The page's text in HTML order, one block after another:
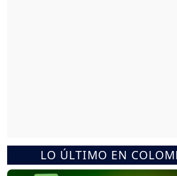
LO ÚLTIMO EN